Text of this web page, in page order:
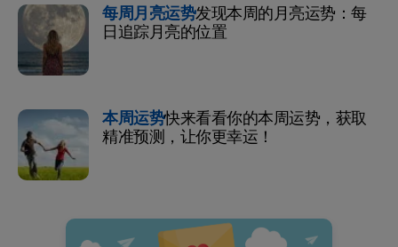
每周月亮运势发现本周的月亮运势：每
日追踪月亮的位置
本周运势快来看看你的本周运势，获取
精准预测，让你更幸运！